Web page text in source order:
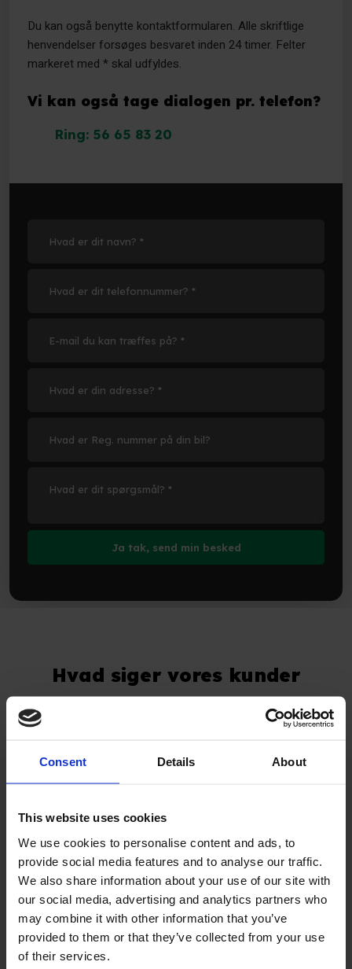
Consent Details About
This website uses cookies
We use cookies to personalise content and ads, to
provide social media features and to analyse our traffic.
We also share information about your use of our site with
our social media, advertising and analytics partners who
may combine it with other information that you’ve
provided to them or that they’ve collected from your use
of their services.
Du kan også benytte kontaktformularen. Alle skriftlige
henvendelser forsøges besvaret inden 24 timer. Felter
markeret med * skal udfyldes.
Vi kan også tage dialogen pr. telefon?
Ring: 56 65 83 20
Hvad siger vores kunder
Herunder finder du et udpluk af de udtalelser vi har fået
Kanon service en klar anbefaling herfra mig.
Martin Ravn